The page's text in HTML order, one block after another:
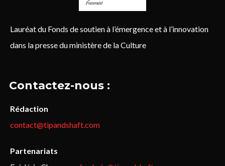
Lauréat du Fonds de soutien à l’émergence et à l’innovation
dans la presse du ministère de la Culture
Contactez-nous :
Rédaction
contact@tipandshaft.com
Partenariats